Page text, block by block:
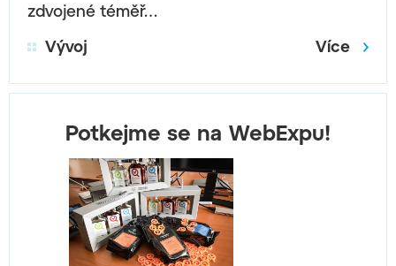
zdvojené téměř…
Vývoj
Více
Potkejme se na WebExpu!